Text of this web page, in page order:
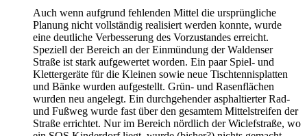
Auch wenn aufgrund fehlenden Mittel die ursprüngliche
Planung nicht vollständig realisiert werden konnte, wurde
eine deutliche Verbesserung des Vorzustandes erreicht.
Speziell der Bereich an der Einmündung der Waldenser
Straße ist stark aufgewertet worden. Ein paar Spiel- und
Klettergeräte für die Kleinen sowie neue Tischtennisplatten
und Bänke wurden aufgestellt. Grün- und Rasenflächen
wurden neu angelegt. Ein durchgehender asphaltierter Rad-
und Fußweg wurde fast über den gesamtem Mittelstreifen der
Straße errichtet. Nur im Bereich nördlich der Wiclefstraße, wo